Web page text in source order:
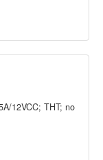
12VCC; THT; no